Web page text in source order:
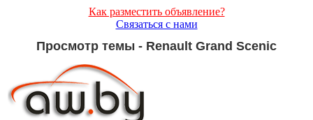
Как разместить объявление?
Связаться с нами
Просмотр темы - Renault Grand Scenic